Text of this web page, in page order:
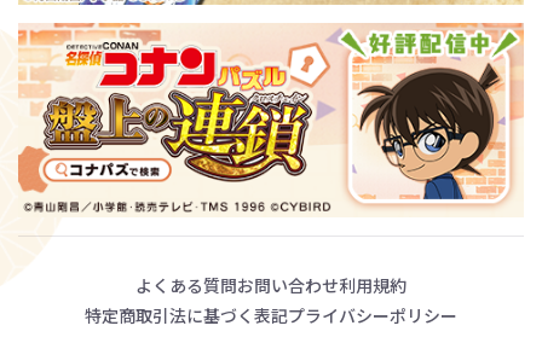
よくある質問お問い合わせ利用規約
特定商取引法に基づく表記プライバシーポリシー